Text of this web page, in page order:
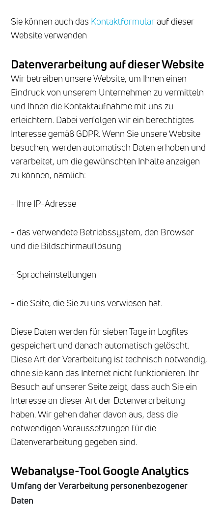
Sie können auch das Kontaktformularauf dieser
Website verwenden
Datenverarbeitung auf dieser Website
Wir betreiben unsere Website, um Ihnen einen
Eindruck von unserem Unternehmen zu vermitteln
und Ihnen die Kontaktaufnahme mit uns zu
erleichtern. Dabei verfolgen wir ein berechtigtes
Interesse gemäß GDPR. Wenn Sie unsere Website
besuchen, werden automatisch Daten erhoben und
verarbeitet, um die gewünschten Inhalte anzeigen
zu können, nämlich:
- Ihre IP-Adresse
- das verwendete Betriebssystem, den Browser
und die Bildschirmauflösung
- Spracheinstellungen
- die Seite, die Sie zu uns verwiesen hat.
Diese Daten werden für sieben Tage in Logfiles
gespeichert und danach automatisch gelöscht.
Diese Art der Verarbeitung ist technisch notwendig,
ohne sie kann das Internet nicht funktionieren. Ihr
Besuch auf unserer Seite zeigt, dass auch Sie ein
Interesse an dieser Art der Datenverarbeitung
haben. Wir gehen daher davon aus, dass die
notwendigen Voraussetzungen für die
Datenverarbeitung gegeben sind.
Webanalyse-Tool Google Analytics
Umfang der Verarbeitung personenbezogener
Daten